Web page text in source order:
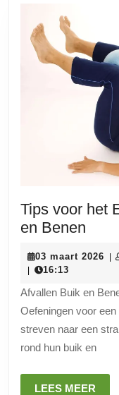
Tips voor het
en Benen
het
rond
Buik
en
03 maart 2026 03
16:13
Afvallen Buik en
Oefeningen voor
streven naar een
rond hun buik en
LEES MEER